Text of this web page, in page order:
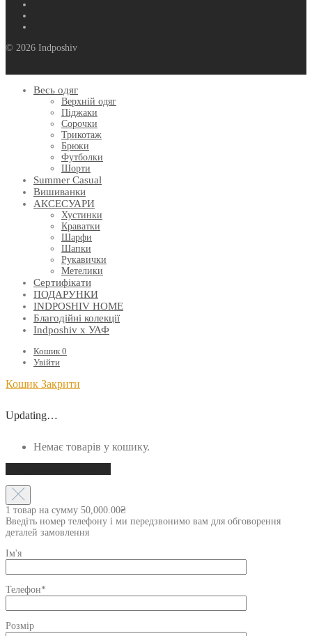
© 2026 Indposhiv
Весь одяг
Верхній одяг
Піджаки
Сорочки
Трикотаж
Брюки
Футболки
Шорти
Summer Casual
Вишиванки
АКСЕСУАРИ
Хустинки
Краватки
Шарфи
Шапки
Рукавички
Метелики
Сертифікати
ПОДАРУНКИ
INDPOSHIV HOME
Благодійні колекції
Indposhiv x УАФ
Кошик 0
Увійти
Кошик Закрити
Updating…
Немає товарів у кошику.
1 товар на сумму 50,000.00₴
Введіть номер телефону і ми передзвонимо вам для обговорення
деталей замовлення
Ім'я
Телефон*
Розмір